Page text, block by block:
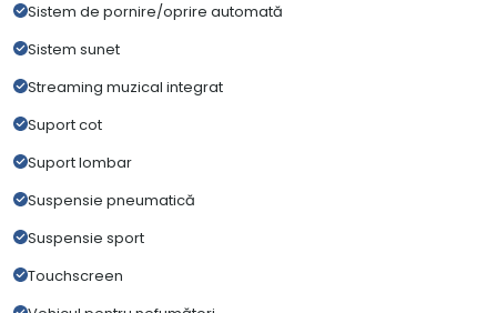
Sistem de pornire/oprire automată
Sistem sunet
Streaming muzical integrat
Suport cot
Suport lombar
Suspensie pneumatică
Suspensie sport
Touchscreen